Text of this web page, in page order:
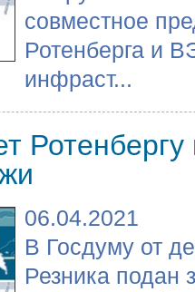
совместное
Ротенберга и
инфраст...
Ротенбергу
06.04.2021
В Госдуму от
Резника подан